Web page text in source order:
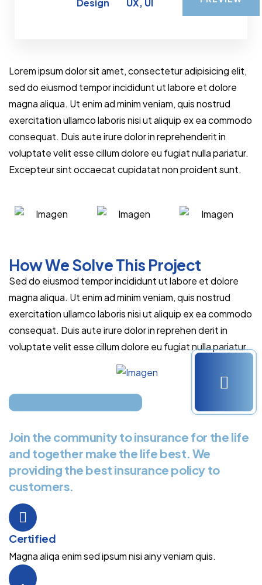
Design
UX, UI
Lorem ipsum dolor sit amet, consectetur adipisicing elit,
sed do eiusmod tempor incididunt ut labore et dolore
magna aliqua. Ut enim ad minim veniam, quis nostrud
exercitation ullamco laboris nisi ut aliquip ex ea commodo
consequat. Duis aute irure dolor in reprehenderit in
voluptate velit esse cillum dolore eu fugiat nulla pariatur.
Excepteur sint occaecat cupidatat non proident sunt.
How We Solve This Project
Sed do eiusmod tempor incididunt ut labore et dolore
magna aliqua. Ut enim ad minim veniam, quis nostrud
exercitation ullamco laboris nisi ut aliquip ex ea commodo
consequat. Duis aute irure dolor in reprehen derit in
voluptate velit esse cillum dolore eu fugiat nulla pariatur.
Join the community to insurance for the life
and together make the life best. We
providing the best insurance policy to
customers.
Certified
Magna aliqa enim sed ipsum nisi ainy veniam quis.